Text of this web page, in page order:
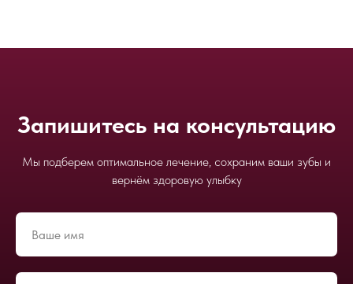
Запишитесь на консультацию
Мы подберем оптимальное лечение, сохраним ваши зубы и
вернём здоровую улыбку